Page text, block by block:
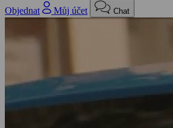
Objednat
Můj účet Chat